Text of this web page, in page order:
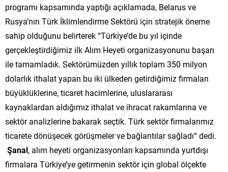
programı kapsamında yaptığı açıklamada, Belarus ve
Rusya’nın Türk İklimlendirme Sektörü için stratejik öneme
sahip olduğunu belirterek “Türkiye’de bu yıl içinde
gerçekleştirdiğimiz ilk Alım Heyeti organizasyonunu başarı
ile tamamladık. Sektörümüzden yıllık toplam 350 milyon
dolarlık ithalat yapan bu iki ülkeden getirdiğimiz firmaları
büyüklüklerine, ticaret hacimlerine, uluslararası
kaynaklardan aldığımız ithalat ve ihracat rakamlarına ve
sektör analizlerine bakarak seçtik. Türk sektör firmalarımız
ticarete dönüşecek görüşmeler ve bağlantılar sağladı“ dedi.
Şanal, alım heyeti organizasyonları kapsamında yurtdışı
firmalara Türkiye’ye getirmenin sektör için global ölçekte